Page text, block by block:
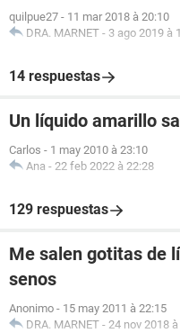
quilpue27 - 11 mar 2018 à 20:10
DRA. MARNET - 3 ago 2019 à
14 respuestas
Un líquido amarillo
Carlos - 1 may 2010 à 23:10
Ana - 22 feb 2022 à 22:28
129 respuestas
Me salen gotitas de
senos
Anonimo - 15 may 2011 à 22:15
DRA. MARNET - 24 nov 2018